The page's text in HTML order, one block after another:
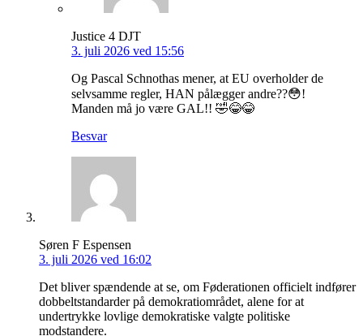
Justice 4 DJT
3. juli 2026 ved 15:56
Og Pascal Schnothas mener, at EU overholder de
selvsamme regler, HAN pålægger andre??😳!
Manden må jo være GAL!! 🤣😂😂
Besvar
Søren F Espensen
3. juli 2026 ved 16:02
Det bliver spændende at se, om Føderationen officielt indfører
dobbeltstandarder på demokratiområdet, alene for at
undertrykke lovlige demokratiske valgte politiske
modstandere.